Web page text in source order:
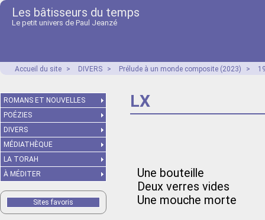
Les bâtisseurs du temps
Le petit univers de Paul Jeanzé
Accueil du site > DIVERS > Prélude à un monde composite (2023) >
LX
Une bouteille
Deux verres vides
Une mouche morte
ROMANS ET NOUVELLES
POÉZIES
DIVERS
MÉDIATHÈQUE
LA TORAH
À MÉDITER
Sites favoris